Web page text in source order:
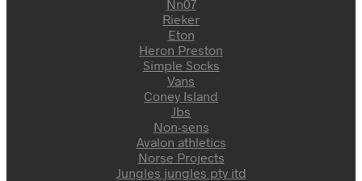
Nn07
Rieker
Eton
Heron Preston
Simple Socks
Vans
Coney Island
Jbs
Non-sens
Avalon athletics
Norse Projects
Jungles jungles pty itd